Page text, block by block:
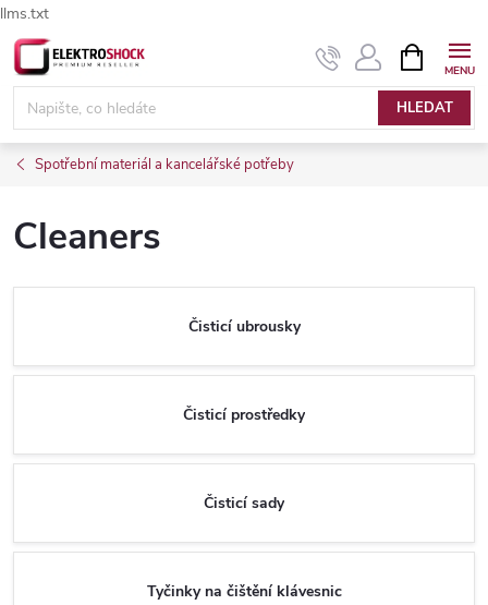
llms.txt
Přejít
na
obsah
HLEDAT
NÁKUPNÍ
KOŠÍK
Spotřební materiál a kancelářské potřeby
Cleaners
Čisticí ubrousky
Čisticí prostředky
Čisticí sady
Tyčinky na čištění klávesnic
Elektroshock.cz - Chat